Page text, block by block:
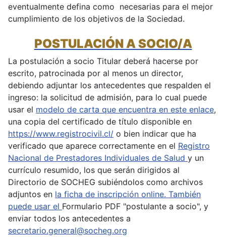
eventualmente defina como necesarias para el mejor
cumplimiento de los objetivos de la Sociedad.
POSTULACIÓN A SOCIO/A
La postulación a socio Titular deberá hacerse por
escrito, patrocinada por al menos un director,
debiendo adjuntar los antecedentes que respalden el
ingreso: la solicitud de admisión, para lo cual puede
usar el modelo de carta que encuentra en este enlace,
una copia del certificado de título disponible en
https://www.registrocivil.cl/ o bien indicar que ha
verificado que aparece correctamente en el Registro
Nacional de Prestadores Individuales de Salud y un
currículo resumido, los que serán dirigidos al
Directorio de SOCHEG subiéndolos como archivos
adjuntos en la ficha de inscripción online. También
puede usar el Formulario PDF "postulante a socio", y
enviar todos los antecedentes a
secretario.general@socheg.org